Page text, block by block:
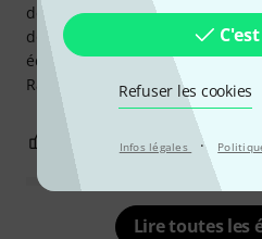
Refuser les cookies
Infos légales ·
de vis, les rails ne sont pas
données, aucun moyen de
écrous. Du coup j'ai tenté ma
Raté!
0 SIGNALER
Lire toutes les